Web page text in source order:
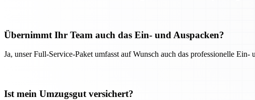
Übernimmt Ihr Team auch das Ein- und Auspacken?
Ja, unser Full-Service-Paket umfasst auf Wunsch auch das professionelle Ein-
Ist mein Umzugsgut versichert?